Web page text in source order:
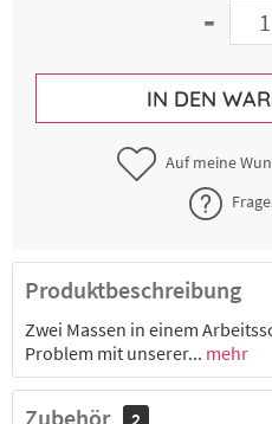
-
IN DEN
Auf meine
Produktbeschreibung
Zwei Massen in einem
Problem mit unserer... mehr
Zubehör